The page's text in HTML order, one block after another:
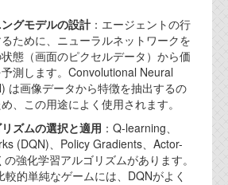
グモデルの設計 ：エージェントの行
ために、ニューラルネットワークを
態（画面のピクセルデータ）から価
測します。Convolutional Neural
は画像データから特徴を抽出するの
、この用途によく使用されます。
ズムの選択と適用 ：Q-learning、
(DQN)、Policy Gradients、Actor-
強化学習アルゴリズムがあります。
較的単純なゲームには、DQNがよく